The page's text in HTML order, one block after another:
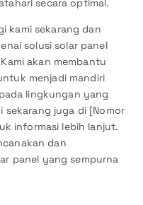
secara optimal.
kami sekarang dan
solusi solar panel
akan membantu
menjadi mandiri
lingkungan yang
sekarang juga di [Nomor
informasi lebih lanjut.
dan
panel yang sempurna